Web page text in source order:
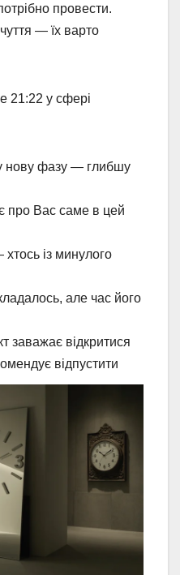
провести.
— їх варто
21:22 у сфері
нову фазу — глибшу
про Вас саме в цей
із минулого
але час його
заважає відкритися
відпустити